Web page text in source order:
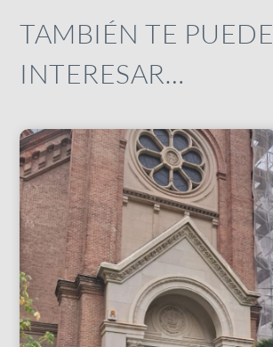
TAMBIÉN TE PUEDE
INTERESAR…